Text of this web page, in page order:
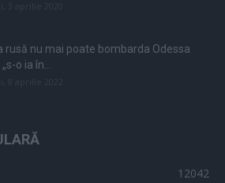
rusă nu mai poate bombarda Odessa
o ia în...
12042